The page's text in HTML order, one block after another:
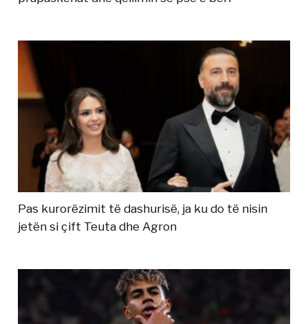
Pas kurorëzimit të dashurisë, ja ku do të nisin
jetën si çift Teuta dhe Agron